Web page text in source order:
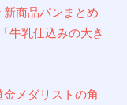
新商品パンまとめ
牛乳仕込みの大き
金メダリストの角